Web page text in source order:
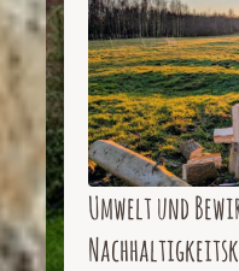
Umwelt und